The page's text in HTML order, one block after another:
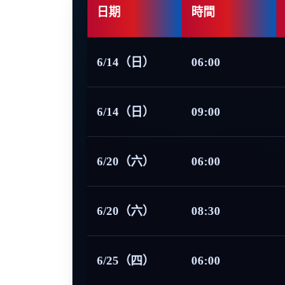
日期 時間
6/14（日） 06:00
6/14（日） 09:00
6/20（六） 06:00
6/20（六） 08:30
6/25（四） 06:00